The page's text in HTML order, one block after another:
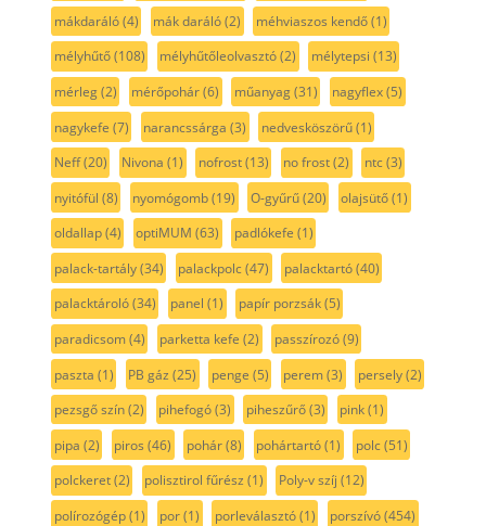
mákdaráló(4) mák daráló(2) méhviaszos kendő(1)
mélyhűtő(108) mélyhűtőleolvasztó(2) mélytepsi (13)
mérleg(2) mérőpohár(6) műanyag(31) nagyflex(5)
nagykefe (7) narancssárga (3) nedvesköszörű(1)
Neff(20) Nivona (1) nofrost(13) no frost(2) ntc(3)
nyitófül (8) nyomógomb(19) O-gyűrű(20) olajsütő(1)
oldallap(4) optiMUM (63) padlókefe (1)
palack-tartály(34) palackpolc(47) palacktartó(40)
palacktároló(34) panel (1) papír porzsák(5)
paradicsom(4) parketta kefe (2) passzírozó(9)
paszta (1) PB gáz (25) penge (5) perem(3) persely(2)
pezsgő szín(2) pihefogó(3) piheszűrő(3) pink(1)
pipa (2) piros (46) pohár(8) pohártartó(1) polc(51)
polckeret(2) polisztirol fűrész (1) Poly-v szíj (12)
polírozógép(1) por(1) porleválasztó(1) porszívó(454)